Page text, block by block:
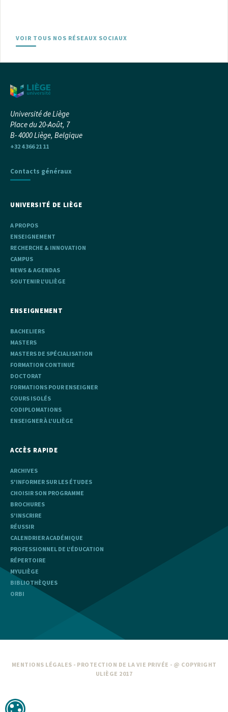
VOIR TOUS NOS RÉSEAUX SOCIAUX
Université de Liège
Place du 20-Août, 7
B- 4000 Liège, Belgique
+32 4 366 21 11
Contacts généraux
UNIVERSITÉ DE LIÈGE
A PROPOS
ENSEIGNEMENT
RECHERCHE & INNOVATION
CAMPUS
NEWS & AGENDAS
SOUTENIR L'ULIÈGE
ENSEIGNEMENT
BACHELIERS
MASTERS
MASTERS DE SPÉCIALISATION
FORMATION CONTINUE
DOCTORAT
FORMATIONS POUR ENSEIGNER
COURS ISOLÉS
CODIPLOMATIONS
ENSEIGNER À L'ULIÈGE
ACCÈS RAPIDE
ARCHIVES
S'INFORMER SUR LES ÉTUDES
CHOISIR SON PROGRAMME
BROCHURES
S'INSCRIRE
RÉUSSIR
CALENDRIER ACADÉMIQUE
PROFESSIONNEL DE L'ÉDUCATION
RÉPERTOIRE
MYULIÈGE
BIBLIOTHÈQUES
ORBI
MENTIONS LÉGALES - PROTECTION DE LA VIE PRIVÉE - @ COPYRIGHT
ULIÈGE 2017